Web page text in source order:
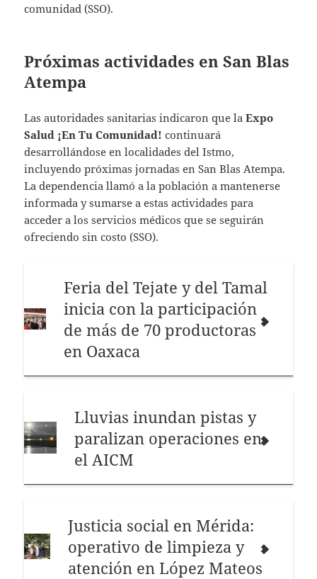
comunidad (SSO).
Próximas actividades en San Blas
Atempa
Las autoridades sanitarias indicaron que la Expo
Salud ¡En Tu Comunidad! continuará
desarrollándose en localidades del Istmo,
incluyendo próximas jornadas en San Blas Atempa.
La dependencia llamó a la población a mantenerse
informada y sumarse a estas actividades para
acceder a los servicios médicos que se seguirán
ofreciendo sin costo (SSO).
Feria del Tejate y del Tamal
inicia con la participación
de más de 70 productoras
en Oaxaca
Lluvias inundan pistas y
paralizan operaciones en
el AICM
Justicia social en Mérida:
operativo de limpieza y
atención en López Mateos